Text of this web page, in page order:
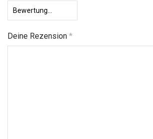
Deine Rezension *